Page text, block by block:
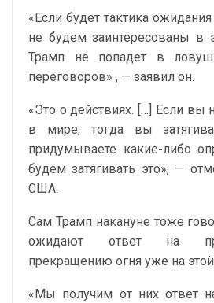
«Если будет тактика
не будем заинтересованы в
Трамп не попадет в
переговоров» , — заявил он.
«Это о действиях. […] Если вы
в мире, тогда вы
придумываете какие-либо
будем затягивать это», —
США.
Сам Трамп накануне тоже
ожидают ответ на
прекращению огня уже на
«Мы получим от них ответ